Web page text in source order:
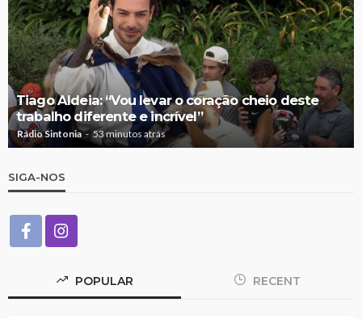
Tiago Aldeia: “Vou levar o coração cheio deste
trabalho diferente e incrível”
Rádio Sintonia 53 minutos atrás
SIGA-NOS
POPULAR RECENT